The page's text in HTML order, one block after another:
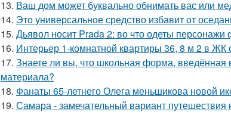
13. Ваш дом может буквально обнимать вас или
14. Это универсальное средство избавит от
15. Дьявол носит Prada 2: во что одеты персонажи
16. Интерьер 1-комнатной квартиры 36, 8 м 2 в ЖК
17. Знаете ли вы, что школьная форма, введённая
материала?
18. Фанаты 65-летнего Олега меньшикова новой
19. Самара - замечательный вариант